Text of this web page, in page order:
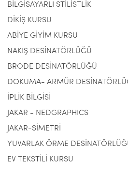
BİLGİSAYARLI STİLİSTLİK
DİKİŞ KURSU
ABİYE GİYİM KURSU
NAKIŞ DESİNATÖRLÜĞÜ
BRODE DESİNATÖRLÜĞÜ
DOKUMA- ARMÜR
İPLİK BİLGİSİ
JAKAR - NEDGRAPHICS
JAKAR-SİMETRİ
YUVARLAK ÖRME
EV TEKSTİLİ KURSU